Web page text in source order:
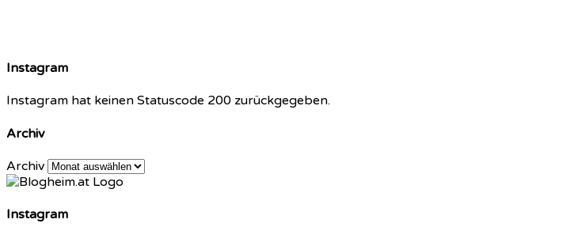
Instagram
Instagram hat keinen Statuscode 200 zurückgegeben.
Archiv
Archiv
Instagram